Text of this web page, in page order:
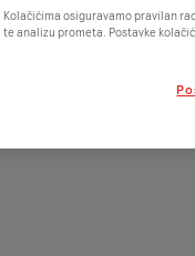
Kolačićima osiguravamo pravilan
te analizu prometa. Postavke